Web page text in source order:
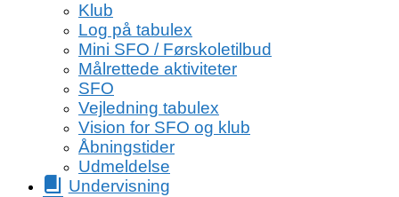
Klub
Log på tabulex
Mini SFO / Førskoletilbud
Målrettede aktiviteter
SFO
Vejledning tabulex
Vision for SFO og klub
Åbningstider
Udmeldelse
Undervisning